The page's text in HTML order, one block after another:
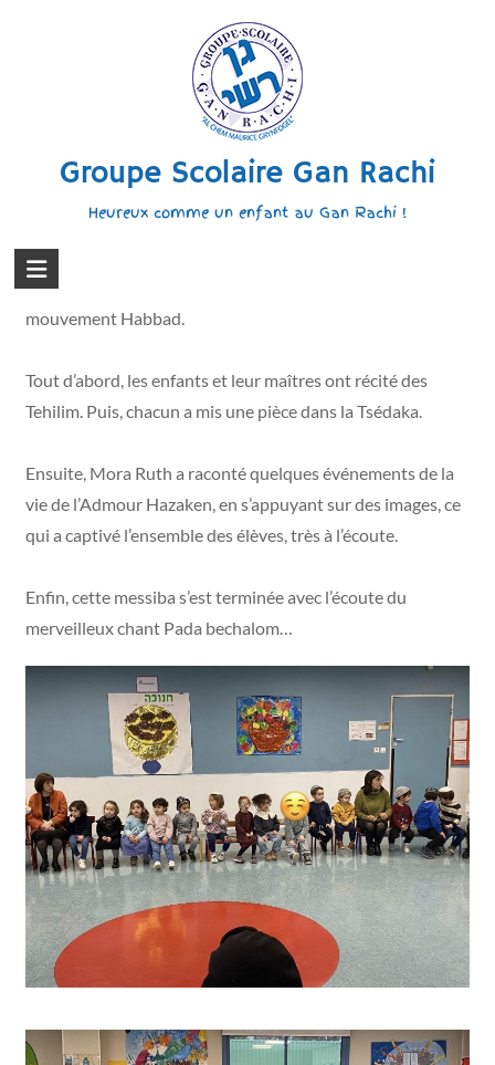
Groupe Scolaire Gan Rachi
Heureux comme un enfant au Gan Rachi !
Le 1er décembre 2023, nous avons fêté le Youd tet Kislev,
jour qui est devenu le Roch Hachana de la Hassidout (19
Les quatre classes de la maternelle se sont réunies dans la
salle d’accueil, où Mora Ruth a animé cette très belle
messiba, en mémoire de l’Admour Hazaken, Rabbi
Chnéour Zalman de Lyadi (1745-1812), fondateur du
mouvement Habbad.
Tout d’abord, les enfants et leur maîtres ont récité des
Tehilim. Puis, chacun a mis une pièce dans la Tsédaka.
Ensuite, Mora Ruth a raconté quelques événements de la
vie de l’Admour Hazaken, en s’appuyant sur des images, ce
qui a captivé l’ensemble des élèves, très à l’écoute.
Enfin, cette messiba s’est terminée avec l’écoute du
merveilleux chant Pada bechalom…